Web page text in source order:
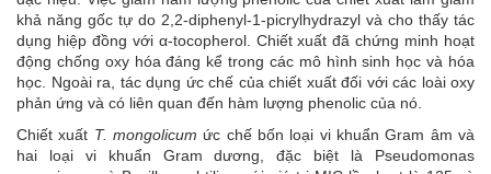
khả năng gốc tự do 2,2-diphenyl-1-picrylhydrazyl và cho thấy tác
dụng hiệp đồng với α-tocopherol. Chiết xuất đã chứng minh hoạt
động chống oxy hóa đáng kể trong các mô hình sinh học và hóa
học. Ngoài ra, tác dụng ức chế của chiết xuất đối với các loài oxy
phản ứng và có liên quan đến hàm lượng phenolic của nó.
Chiết xuất T. mongolicum ức chế bốn loại vi khuẩn Gram âm và
hai loại vi khuẩn Gram dương, đặc biệt là Pseudomonas